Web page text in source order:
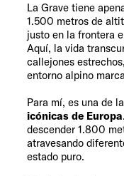
La Grave tiene
1.500 metros de
justo en la frontera
Aquí, la vida
callejones
entorno alpino
Para mí, es una de
icónicas de Europa
descender 1.800
atravesando
estado puro.